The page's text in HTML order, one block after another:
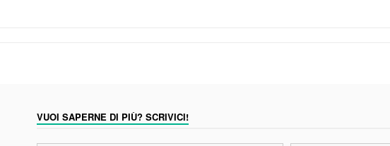
VUOI SAPERNE DI PIÙ? SCRIVICI!